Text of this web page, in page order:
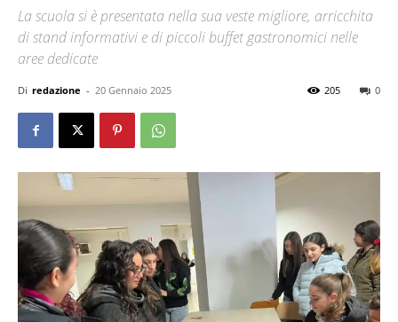
La scuola si è presentata nella sua veste migliore, arricchita
di stand informativi e di piccoli buffet gastronomici nelle
aree dedicate
Di redazione - 20 Gennaio 2025 0
205